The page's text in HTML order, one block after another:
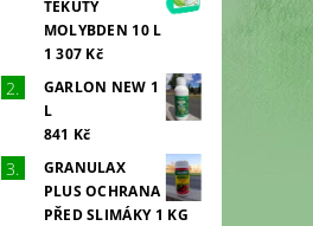
TEKUTÝ
MOLYBDEN 10 L
1 307 Kč
GARLON NEW 1
L
841 Kč
GRANULAX
PLUS OCHRANA
PŘED SLIMÁKY 1 KG